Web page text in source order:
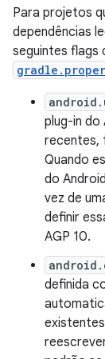
Para projetos
dependências
seguintes flags
plug-in do
recentes,
Quando
do
vez de
definir
AGP 10.
definida